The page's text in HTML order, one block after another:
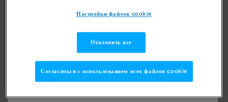
Настройки файлов cookie
Отклонить все
Согласиться с использованием всех файлов cookie